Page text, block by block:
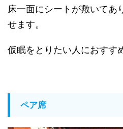
床一面にシートが敷いてあ
せます。
仮眠をとりたい人におすす
ペア席